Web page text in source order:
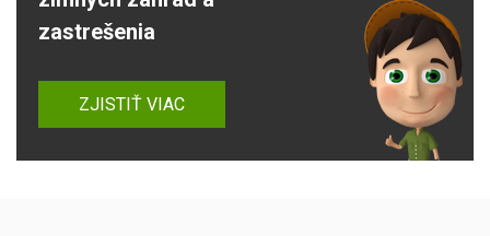
zastrešenia
ZJISTIŤ VIAC